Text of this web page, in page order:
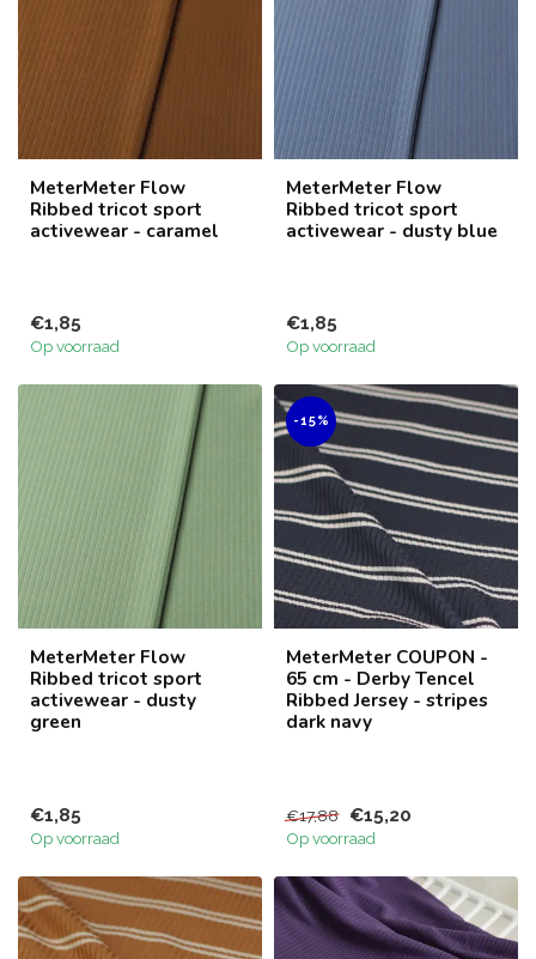
MeterMeter Flow
Ribbed tricot sport
activewear - caramel
€1,85
Op voorraad
MeterMeter Flow
Ribbed tricot sport
activewear - dusty blue
€1,85
Op voorraad
MeterMeter Flow
Ribbed tricot sport
activewear - dusty
green
€1,85
Op voorraad
-15%
MeterMeter COUPON -
65 cm - Derby Tencel
Ribbed Jersey - stripes
dark navy
€17,88 €15,20
Op voorraad